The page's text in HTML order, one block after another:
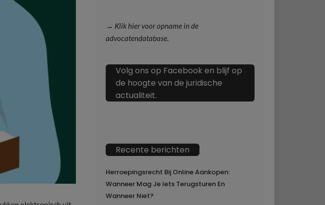
→ Klik hier voor opname in de
advocatendatabase.
Volg ons op Facebook en blijf op
de hoogte van de juridische
actualiteit.
Recente berichten
Herroepingsrecht Bij Online Aankopen:
Wanneer Mag Je Iets Terugsturen En
Wanneer Niet?